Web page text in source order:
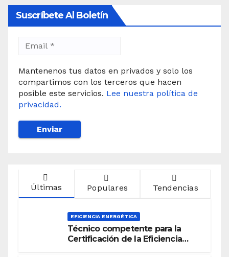
Suscríbete Al Boletín
Mantenenos tus datos en privados y solo los
compartimos con los terceros que hacen
posible este servicios. Lee nuestra política de
privacidad.
Últimas Populares Tendencias
EFICIENCIA ENERGÉTICA
Técnico competente para la
Certificación de la Eficiencia